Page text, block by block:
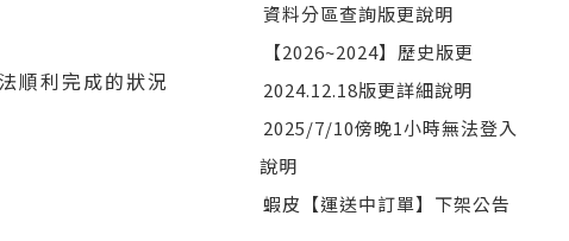
順利完成的狀況
資料分區查詢版更說明
【2026~2024】歷史版更
2024.12.18版更詳細說明
2025/7/10傍晚1小時無法登入
說明
蝦皮【運送中訂單】下架公告